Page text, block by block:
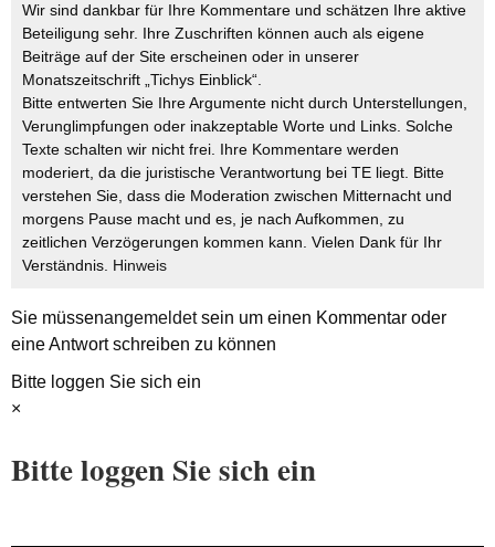
Wir sind dankbar für Ihre Kommentare und schätzen Ihre aktive
Beteiligung sehr. Ihre Zuschriften können auch als eigene
Beiträge auf der Site erscheinen oder in unserer
Monatszeitschrift „Tichys Einblick“.
Bitte entwerten Sie Ihre Argumente nicht durch Unterstellungen,
Verunglimpfungen oder inakzeptable Worte und Links. Solche
Texte schalten wir nicht frei. Ihre Kommentare werden
moderiert, da die juristische Verantwortung bei TE liegt. Bitte
verstehen Sie, dass die Moderation zwischen Mitternacht und
morgens Pause macht und es, je nach Aufkommen, zu
zeitlichen Verzögerungen kommen kann. Vielen Dank für Ihr
Verständnis. Hinweis
Sie müssenangemeldetsein um einen Kommentar oder
eine Antwort schreiben zu können
Bitte loggen Sie sich ein
×
Bitte loggen Sie sich ein